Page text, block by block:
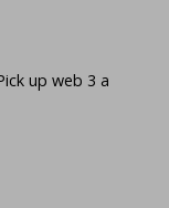
up web 3 a